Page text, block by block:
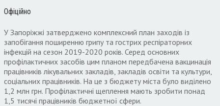
Офіційно
У Запоріжжі затверджено комплексний план заходів із
запобігання поширенню грипу та гострих респіраторних
інфекцій на сезон 2019-2020 років. Серед основних
профілактичних засобів цим планом передбачена вакцинація
працівників лікувальних закладів, закладів освіти та культури,
соціальних працівників. На це з бюджету міста було виділено
1,2 млн грн. Профілактичні щеплення мають зробити понад
1,5 тисячі працівників бюджетної сфери.